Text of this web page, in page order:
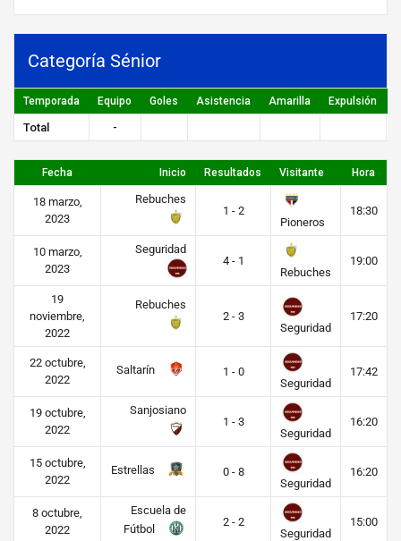
Categoría Sénior
Temporada Equipo Goles Asistencia Amarilla Expulsión
Total -
Fecha Inicio Resultados Visitante Hora
18 marzo,
2023
Rebuches
1 - 2
Pioneros
18:30
10 marzo,
2023
Seguridad
4 - 1
Rebuches
19:00
19
noviembre,
2022
Rebuches
2 - 3
Seguridad
17:20
22 octubre,
2022
Saltarín
1 - 0
Seguridad
17:42
19 octubre,
2022
Sanjosiano
1 - 3
Seguridad
16:20
15 octubre,
2022
Estrellas
0 - 8
Seguridad
16:20
8 octubre,
2022
Escuela de
Fútbol
2 - 2
Seguridad
15:00